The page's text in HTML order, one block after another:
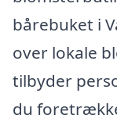
bårebuket i
over lokale
tilbyder
du